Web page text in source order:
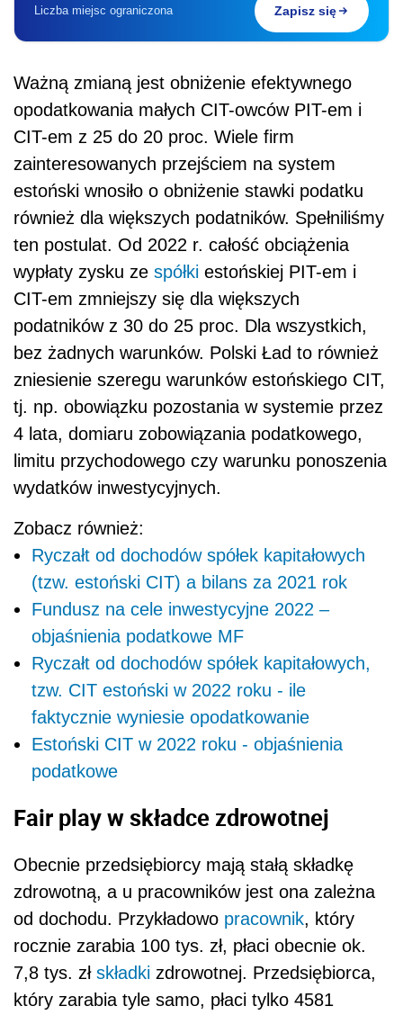
Liczba miejsc ograniczona Zapisz się
Ważną zmianą jest obniżenie efektywnego
opodatkowania małych CIT-owców PIT-em i
CIT-em z 25 do 20 proc. Wiele firm
zainteresowanych przejściem na system
estoński wnosiło o obniżenie stawki podatku
również dla większych podatników. Spełniliśmy
ten postulat. Od 2022 r. całość obciążenia
wypłaty zysku ze spółki estońskiej PIT-em i
CIT-em zmniejszy się dla większych
podatników z 30 do 25 proc. Dla wszystkich,
bez żadnych warunków. Polski Ład to również
zniesienie szeregu warunków estońskiego CIT,
tj. np. obowiązku pozostania w systemie przez
4 lata, domiaru zobowiązania podatkowego,
limitu przychodowego czy warunku ponoszenia
wydatków inwestycyjnych.
Zobacz również:
Ryczałt od dochodów spółek kapitałowych
(tzw. estoński CIT) a bilans za 2021 rok
Fundusz na cele inwestycyjne 2022 –
objaśnienia podatkowe MF
Ryczałt od dochodów spółek kapitałowych,
tzw. CIT estoński w 2022 roku - ile
faktycznie wyniesie opodatkowanie
Estoński CIT w 2022 roku - objaśnienia
podatkowe
Fair play w składce zdrowotnej
Obecnie przedsiębiorcy mają stałą składkę
zdrowotną, a u pracowników jest ona zależna
od dochodu. Przykładowo pracownik, który
rocznie zarabia 100 tys. zł, płaci obecnie ok.
7,8 tys. zł składki zdrowotnej. Przedsiębiorca,
który zarabia tyle samo, płaci tylko 4581